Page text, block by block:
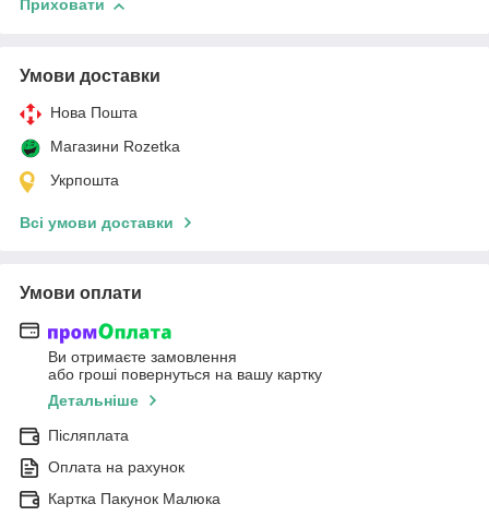
Приховати
Умови доставки
Нова Пошта
Магазини Rozetka
Укрпошта
Всі умови доставки
Умови оплати
Ви отримаєте замовлення
або гроші повернуться на вашу картку
Детальніше
Післяплата
Оплата на рахунок
Картка Пакунок Малюка